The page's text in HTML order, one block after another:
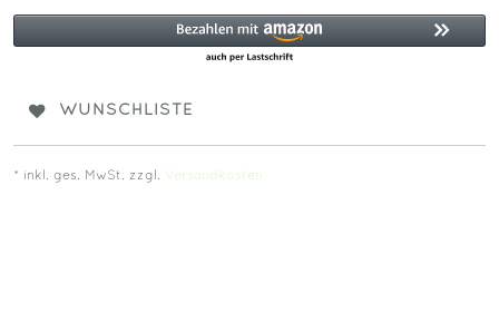
WUNSCHLISTE
* inkl. ges. MwSt. zzgl. Versandkosten